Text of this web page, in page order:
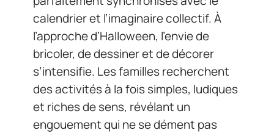
calendrier et l’imaginaire collectif. À
l’approche d’Halloween, l’envie de
bricoler, de dessiner et de décorer
s’intensifie. Les familles recherchent
des activités à la fois simples, ludiques
et riches de sens, révélant un
engouement qui ne se dément pas